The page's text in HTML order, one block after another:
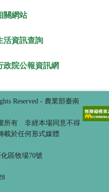
關網站
活資訊查詢
政院公報資訊網
Reserved - 農業部臺南
所有 非經本場同意不得
載於任何形式媒體
區牧場70號